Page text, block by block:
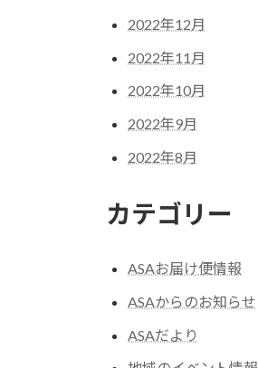
2022年12月
2022年11月
2022年10月
2022年9月
2022年8月
カテゴリー
ASAお届け便情報
ASAからのお知らせ
ASAだより